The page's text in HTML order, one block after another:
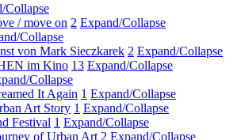
Collapse
/ move on 2 Expand/Collapse
Collapse
von Mark Sieczkarek 2 Expand/Collapse
im Kino 13 Expand/Collapse
Collapse
It Again 1 Expand/Collapse
Art Story 1 Expand/Collapse
Festival 1 Expand/Collapse
of Urban Art 2 Expand/Collapse